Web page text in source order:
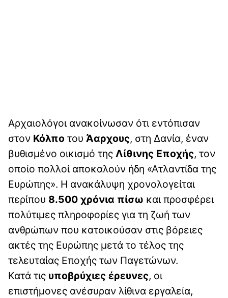
Αρχαιολόγοι ανακοίνωσαν ότι εντόπισαν
στον Κόλπο του Άαρχους, στη Δανία, έναν
βυθισμένο οικισμό της Λίθινης Εποχής, τον
οποίο πολλοί αποκαλούν ήδη «Ατλαντίδα της
Ευρώπης». Η ανακάλυψη χρονολογείται
περίπου 8.500 χρόνια πίσω και προσφέρει
πολύτιμες πληροφορίες για τη ζωή των
ανθρώπων που κατοικούσαν στις βόρειες
ακτές της Ευρώπης μετά το τέλος της
τελευταίας Εποχής των Παγετώνων.
Κατά τις υποβρύχιες έρευνες, οι
επιστήμονες ανέσυραν λίθινα εργαλεία,